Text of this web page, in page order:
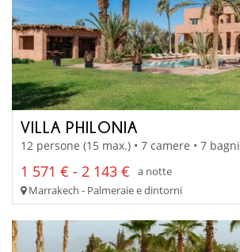
VILLA PHILONIA
12 persone (15 max.) • 7 camere • 7 bagni
1 571 € - 2 143 €
a notte
Marrakech - Palmeraie e dintorni